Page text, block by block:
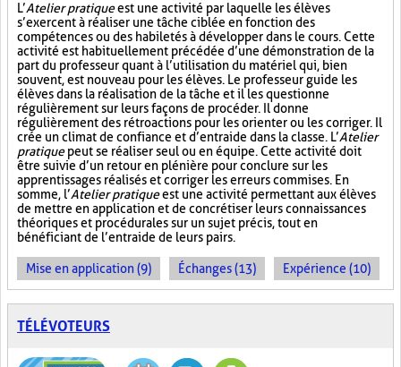
L’Atelier pratiqueest une activité par laquelle les élèves
s’exercent à réaliser une tâche ciblée en fonction des
compétences ou des habiletés à développer dans le cours. Cette
activité est habituellement précédée d’une démonstration de la
part du professeur quant à l’utilisation du matériel qui, bien
souvent, est nouveau pour les élèves. Le professeur guide les
élèves dans la réalisation de la tâche et il les questionne
régulièrement sur leurs façons de procéder. Il donne
régulièrement des rétroactions pour les orienter ou les corriger. Il
crée un climat de confiance et d’entraide dans la classe. L’Atelier
pratiquepeut se réaliser seul ou en équipe. Cette activité doit
être suivie d’un retour en plénière pour conclure sur les
apprentissages réalisés et corriger les erreurs commises. En
somme, l’Atelier pratiqueest une activité permettant aux élèves
de mettre en application et de concrétiser leurs connaissances
théoriques et procédurales sur un sujet précis, tout en
bénéficiant de l’entraide de leurs pairs.
Mise en application (9) Échanges (13) Expérience (10)
TÉLÉVOTEURS